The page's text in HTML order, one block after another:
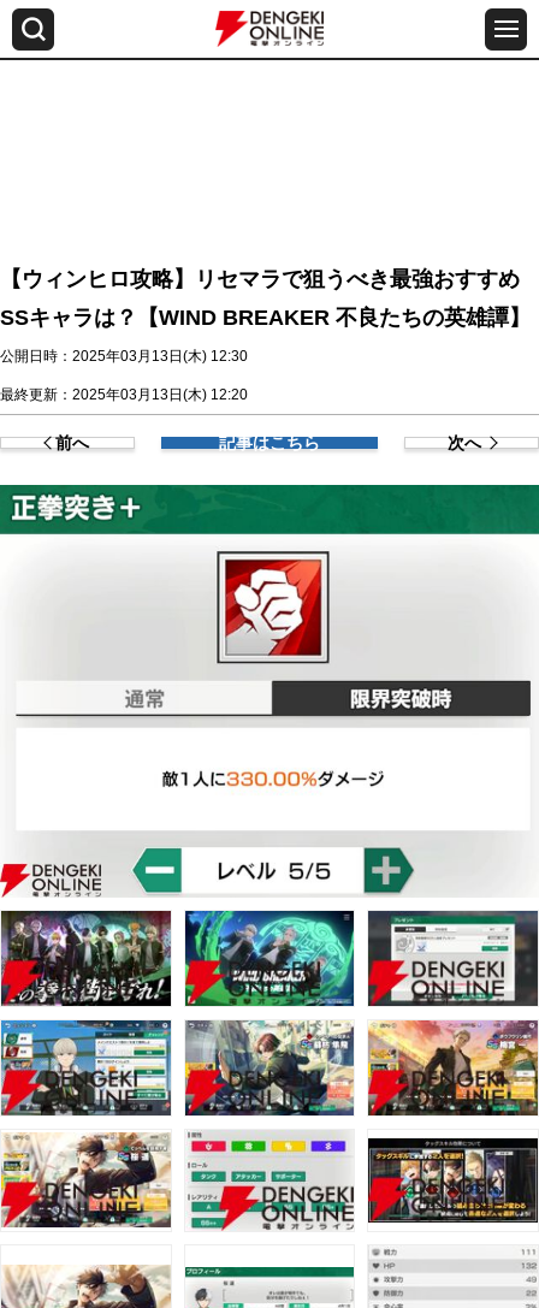
【ウィンヒロ攻略】リセマラで狙うべき最強おすすめ
SSキャラは？【WIND BREAKER 不良たちの英雄譚】
公開日時：2025年03月13日(木) 12:30
最終更新：2025年03月13日(木) 12:20
前へ 記事はこちら 次へ